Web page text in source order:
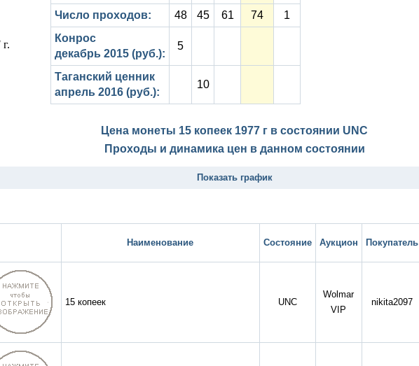
Число проходов:
48 45 61 74
1
Конрос
декабрь 2015 (руб.):
5
Таганский ценник
апрель 2016 (руб.):
10
Цена монеты 15 копеек 1977 г в состоянии UNC
Проходы и динамика цен в данном состоянии
Показать график
Наименование Состояние Аукцион Покупатель
15 копеек UNC
Wolmar
VIP
nikita2097